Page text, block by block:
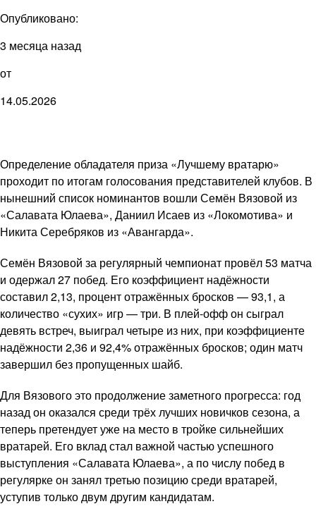
Опубликовано:
3 месяца назад
от
14.05.2026
Определение обладателя приза «Лучшему вратарю»
проходит по итогам голосования представителей клубов. В
нынешний список номинантов вошли Семён Вязовой из
«Салавата Юлаева», Даниил Исаев из «Локомотива» и
Никита Серебряков из «Авангарда».
Семён Вязовой за регулярный чемпионат провёл 53 матча
и одержал 27 побед. Его коэффициент надёжности
составил 2,13, процент отражённых бросков — 93,1, а
количество «сухих» игр — три. В плей-офф он сыграл
девять встреч, выиграл четыре из них, при коэффициенте
надёжности 2,36 и 92,4% отражённых бросков; один матч
завершил без пропущенных шайб.
Для Вязового это продолжение заметного прогресса: год
назад он оказался среди трёх лучших новичков сезона, а
теперь претендует уже на место в тройке сильнейших
вратарей. Его вклад стал важной частью успешного
выступления «Салавата Юлаева», а по числу побед в
регулярке он занял третью позицию среди вратарей,
уступив только двум другим кандидатам.